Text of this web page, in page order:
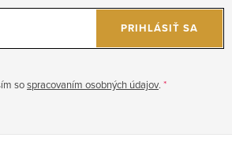
sospracovaním osobných údajov.
PRIHLÁSIŤ SA